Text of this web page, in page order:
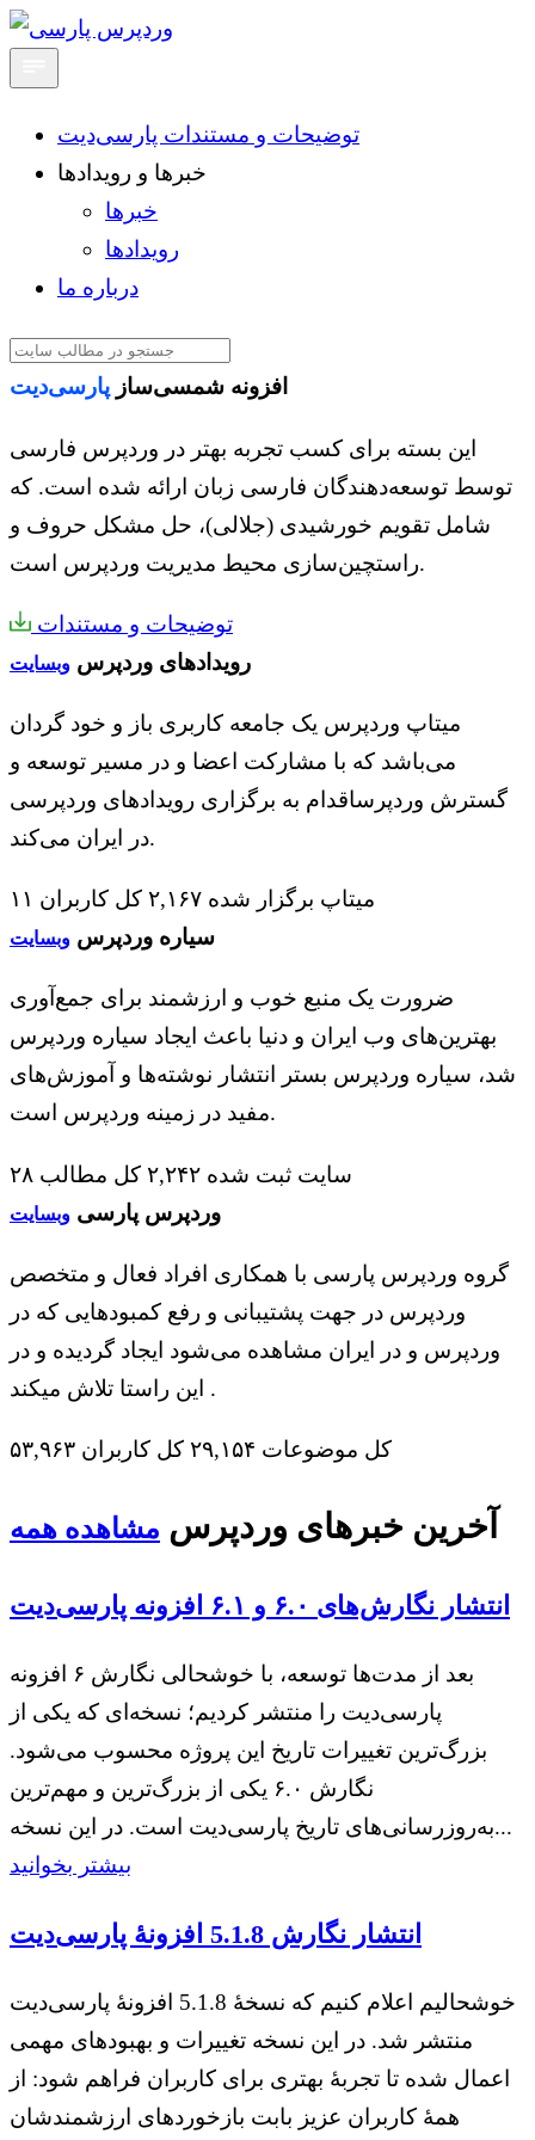
توضیحات و مستندات پارسی‌دیت
خبرها و رویدادها
خبرها
رویدادها
درباره ما
افزونه شمسی‌ساز پارسی‌دیت
این بسته برای کسب تجربه بهتر در وردپرس فارسی
توسط توسعه‌دهندگان فارسی زبان ارائه شده است. که
شامل تقویم خورشیدی (جلالی)، حل مشکل حروف و
راستچین‌سازی محیط مدیریت وردپرس است.
توضیحات و مستندات
رویدادهای وردپرس وبسایت
میتاپ وردپرس یک جامعه کاربری باز و خود گردان
می‌باشد که با مشارکت اعضا و در مسیر توسعه و
گسترش وردپرساقدام به برگزاری رویدادهای وردپرسی
در ایران می‌کند.
۱۱ میتاپ برگزار شده ۲,۱۶۷ کل کاربران
سیاره وردپرس وبسایت
ضرورت یک منبع خوب و ارزشمند برای جمع‌آوری
بهترین‌های وب ایران و دنیا باعث ایجاد سیاره وردپرس
شد، سیاره وردپرس بستر انتشار نوشته‌ها و آموزش‌های
مفید در زمینه وردپرس است.
۲۸ سایت ثبت شده ۲,۲۴۲ کل مطالب
وردپرس پارسی وبسایت
گروه وردپرس پارسی با همکاری افراد فعال و متخصص
وردپرس در جهت پشتیبانی و رفع کمبود‌هایی که در
وردپرس و در ایران مشاهده می‌شود ایجاد گردیده و در
این راستا تلاش میکند .
۵۳,۹۶۳ کل موضوعات ۲۹,۱۵۴ کل کاربران
آخرین خبرهای وردپرس مشاهده همه
انتشار نگارش‌های ۶.۰ و ۶.۱ افزونه پارسی‌دیت
بعد از مدت‌ها توسعه، با خوشحالی نگارش ۶ افزونه
پارسی‌دیت را منتشر کردیم؛ نسخه‌ای که یکی از
بزرگ‌ترین تغییرات تاریخ این پروژه محسوب می‌شود.
نگارش ۶.۰ یکی از بزرگ‌ترین و مهم‌ترین
به‌روزرسانی‌های تاریخ پارسی‌دیت است. در این نسخه...
بیشتر بخوانید
انتشار نگارش 5.1.8 افزونهٔ پارسی‌دیت
خوشحالیم اعلام کنیم که نسخهٔ 5.1.8 افزونهٔ پارسی‌دیت
منتشر شد. در این نسخه تغییرات و بهبودهای مهمی
اعمال شده تا تجربهٔ بهتری برای کاربران فراهم شود: از
همهٔ کاربران عزیز بابت بازخوردهای ارزشمندشان